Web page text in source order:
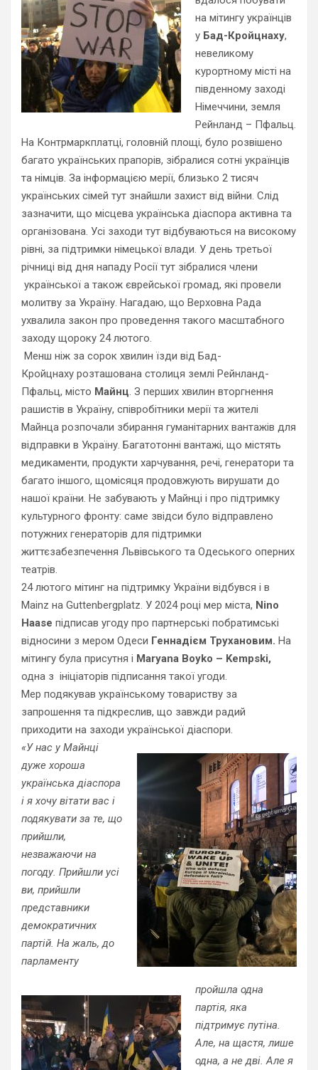
на мітингу українців
у Бад-Кройцнаху,
невеликому
курортному місті на
південному заході
Німеччини, земля
Рейнланд – Пфальц.
На Контрмаркплатці, головній площі, було розвішено
багато українських прапорів, зібралися сотні українців
та німців. За інформацією мерії, близько 2 тисяч
українських сімей тут знайшли захист від війни. Слід
зазначити, що місцева українська діаспора активна та
організована. Усі заходи тут відбуваються на високому
рівні, за підтримки німецької влади. У день третьої
річниці від дня нападу Росії тут зібралися члени
української а також єврейської громад, які провели
молитву за Україну. Нагадаю, що Верховна Рада
ухвалила закон про проведення такого масштабного
заходу щороку 24 лютого.
Менш ніж за сорок хвилин їзди від Бад-
Кройцнаху розташована столиця землі Рейнланд-
Пфальц, місто Майнц. З перших хвилин вторгнення
рашистів в Україну, співробітники мерії та жителі
Майнца розпочали збирання гуманітарних вантажів для
відправки в Україну. Багатотонні вантажі, що містять
медикаменти, продукти харчування, речі, генератори та
багато іншого, щомісяця продовжують вирушати до
нашої країни. Не забувають у Майнці і про підтримку
культурного фронту: саме звідси було відправлено
потужних генераторів для підтримки
життєзабезпечення Львівського та Одеського оперних
театрів.
24 лютого мітинг на підтримку України відбувся і в
Mainz на Guttenbergplatz. У 2024році мер міста, Nino
Haase підписав угоду про партнерські побратимські
відносини з мером Одеси Геннадієм Трухановим. На
мітингу була присутня і Maryana Boyko – Kempski,
одна з ініціаторів підписання такої угоди.
Мер подякував українському товариству за
запрошення та підкреслив, що завжди радий
приходити на заходи української діаспори.
«У нас у Майнці
дуже хороша
українська діаспора
і я хочу вітати вас і
подякувати за те, що
прийшли,
незважаючи на
погоду. Прийшли усі
ви, прийшли
представники
демократичних
партій. На жаль, до
парламенту
пройшла одна
партія, яка
підтримує путіна.
Але, на щастя, лише
одна, а не дві. Але я